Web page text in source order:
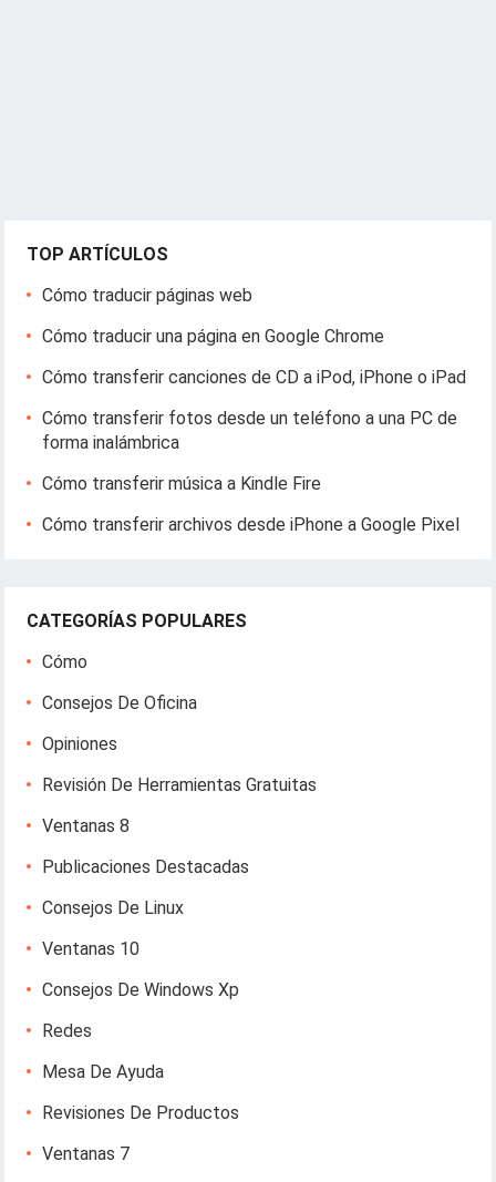
TOP ARTÍCULOS
Cómo traducir páginas web
Cómo traducir una página en Google Chrome
Cómo transferir canciones de CD a iPod, iPhone o iPad
Cómo transferir fotos desde un teléfono a una PC de
forma inalámbrica
Cómo transferir música a Kindle Fire
Cómo transferir archivos desde iPhone a Google Pixel
CATEGORÍAS POPULARES
Cómo
Consejos De Oficina
Opiniones
Revisión De Herramientas Gratuitas
Ventanas 8
Publicaciones Destacadas
Consejos De Linux
Ventanas 10
Consejos De Windows Xp
Redes
Mesa De Ayuda
Revisiones De Productos
Ventanas 7